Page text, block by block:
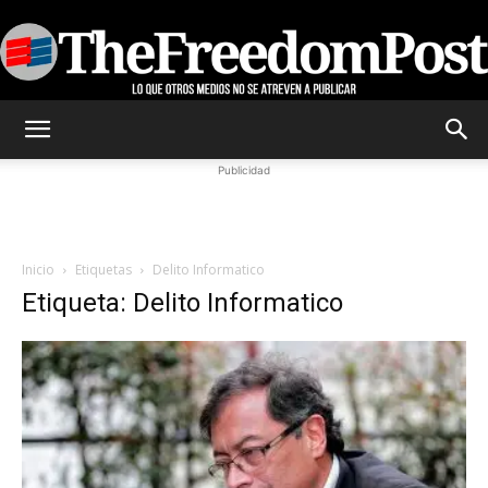
Publicidad
Inicio Etiquetas Delito Informatico
Etiqueta: Delito Informatico